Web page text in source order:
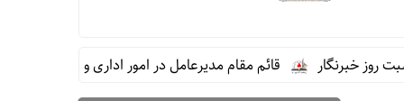
خبرنگار قائم مقام مدیرعامل در امور اداری و مالی فولاد